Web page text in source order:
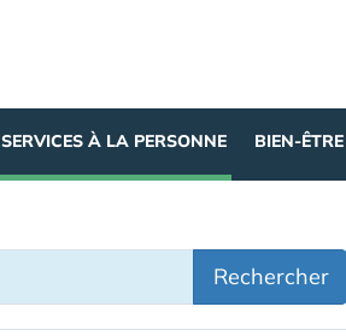
SERVICES À LA PERSONNE BIEN-ÊTRE
Rechercher